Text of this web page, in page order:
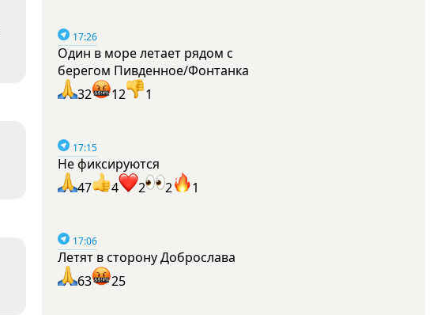
17:26
Один в море летает рядом с
берегом Пивденное/Фонтанка
32
12 1
17:15
Не фиксируются
47
4 2 2 1
17:06
Летят в сторону Доброслава
63
25